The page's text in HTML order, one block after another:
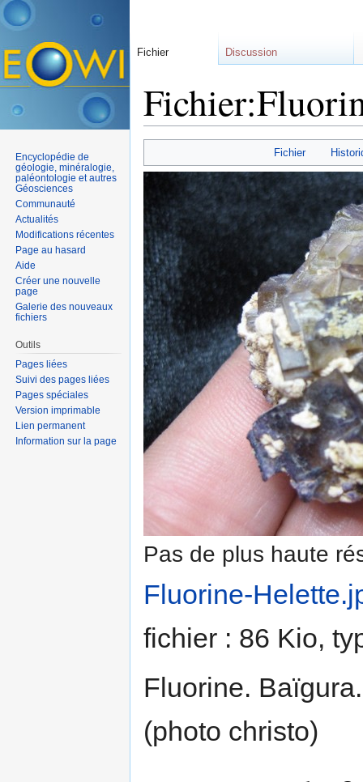
Fichier
Pas de plus haute
Fluorine-
fichier : 86 Kio,
Fluorine.
(photo christo)
Fichier Discussion
Encyclopédie de
géologie, minéralogie,
paléontologie et autres
Géosciences
Communauté
Actualités
Modifications récentes
Page au hasard
Aide
Créer une nouvelle
page
Galerie des nouveaux
fichiers
Outils
Pages liées
Suivi des pages liées
Pages spéciales
Version imprimable
Lien permanent
Information sur la page